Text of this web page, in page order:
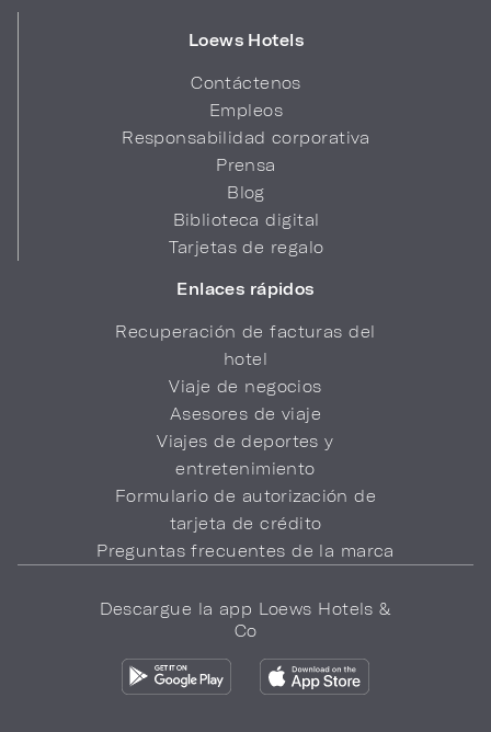
Loews Hotels
Contáctenos
Empleos
Responsabilidad corporativa
Prensa
Blog
Biblioteca digital
Tarjetas de regalo
Enlaces rápidos
Recuperación de facturas del
hotel
Viaje de negocios
Asesores de viaje
Viajes de deportes y
entretenimiento
Formulario de autorización de
tarjeta de crédito
Preguntas frecuentes de la marca
Descargue la app Loews Hotels &
Co